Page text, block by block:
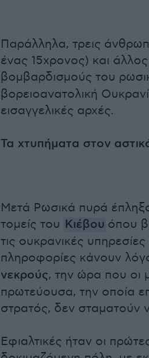
Παράλληλα, τρεις
ένας 15χρονος) και
βομβαρδισμούς του
βορειοανατολική
εισαγγελικές αρχές.
Τα χτυπήματα στον
Μετά Ρωσικά πυρά
τομείς του Κιέβου όπου
τις ουκρανικές
πληροφορίες κάνουν
νεκρούς, την ώρα που οι
πρωτεύουσα, την οποία
στρατός, δεν σταματούν
Εφιαλτικές ήταν οι